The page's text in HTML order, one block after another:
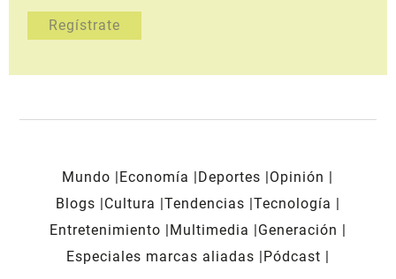
Mundo Economía Deportes
Opinión
Blogs
Cultura Tendencias Tecnología
Entretenimiento
Multimedia
Generación
Especiales marcas aliadas
Pódcast